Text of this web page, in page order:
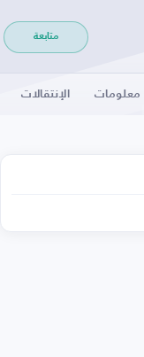
متابعة
معلومات الإنتقالات